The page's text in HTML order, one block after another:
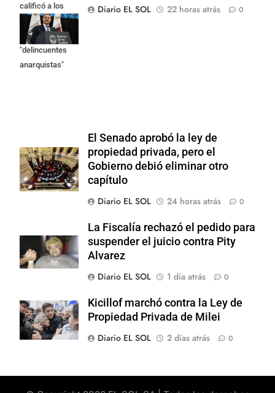
calificó a los
responsables
como
"delincuentes
anarquistas"
Diario EL SOL
22 horas atrás 0
El Senado aprobó la ley de
propiedad privada, pero el
Gobierno debió eliminar otro
capítulo
Diario EL SOL
24 horas atrás 0
La Fiscalía rechazó el pedido para
suspender el juicio contra Pity
Alvarez
Diario EL SOL
1 día atrás 0
Kicillof marchó contra la Ley de
Propiedad Privada de Milei
Diario EL SOL
2 días atrás 0